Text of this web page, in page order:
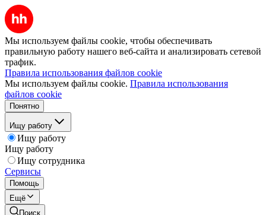
Мы используем файлы cookie, чтобы обеспечивать
правильную работу нашего веб-сайта и анализировать сетевой
трафик.
Правила использования файлов cookie
Мы используем файлы cookie. Правила использования
файлов cookie
Понятно
Ищу работу
Ищу работу
Ищу работу
Ищу сотрудника
Сервисы
Помощь
Ещё
Поиск